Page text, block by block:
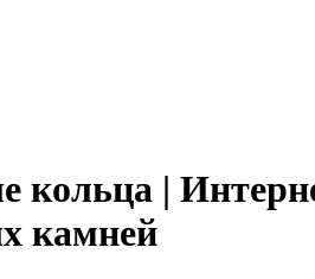
кольца |
камней